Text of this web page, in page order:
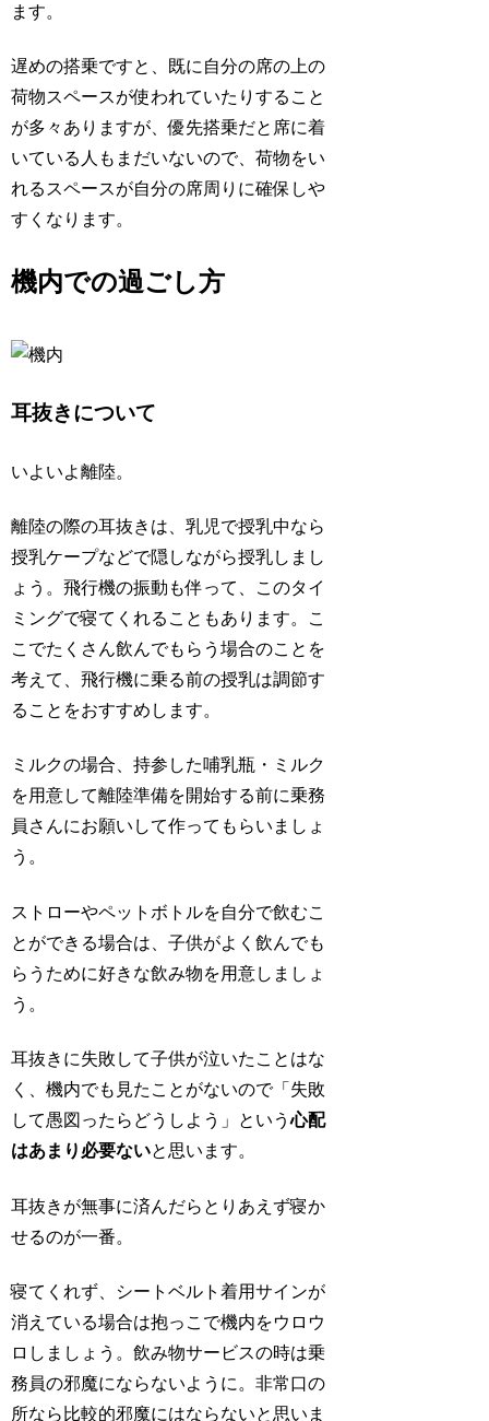
ます。
遅めの搭乗ですと、既に自分の席の上の
荷物スペースが使われていたりすること
が多々ありますが、優先搭乗だと席に着
いている人もまだいないので、荷物をい
れるスペースが自分の席周りに確保しや
すくなります。
機内での過ごし方
耳抜きについて
いよいよ離陸。
離陸の際の耳抜きは、乳児で授乳中なら
授乳ケープなどで隠しながら授乳しまし
ょう。飛行機の振動も伴って、このタイ
ミングで寝てくれることもあります。こ
こでたくさん飲んでもらう場合のことを
考えて、飛行機に乗る前の授乳は調節す
ることをおすすめします。
ミルクの場合、持参した哺乳瓶・ミルク
を用意して離陸準備を開始する前に乗務
員さんにお願いして作ってもらいましょ
う。
ストローやペットボトルを自分で飲むこ
とができる場合は、子供がよく飲んでも
らうために好きな飲み物を用意しましょ
う。
耳抜きに失敗して子供が泣いたことはな
く、機内でも見たことがないので「失敗
して愚図ったらどうしよう」という心配
はあまり必要ないと思います。
耳抜きが無事に済んだらとりあえず寝か
せるのが一番。
寝てくれず、シートベルト着用サインが
消えている場合は抱っこで機内をウロウ
ロしましょう。飲み物サービスの時は乗
務員の邪魔にならないように。非常口の
所なら比較的邪魔にはならないと思いま